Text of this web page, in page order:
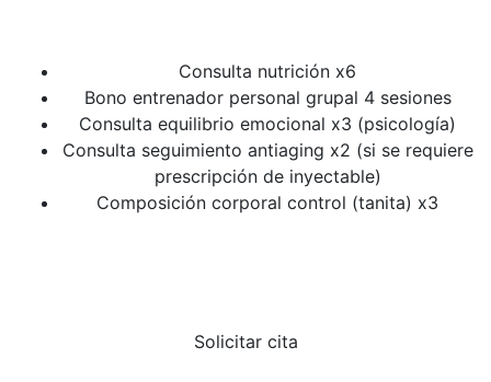
Consulta nutrición x6
Bono entrenador personal grupal 4 sesiones
Consulta equilibrio emocional x3 (psicología)
Consulta seguimiento antiaging x2 (si se requiere
prescripción de inyectable)
Composición corporal control (tanita) x3
Solicitar cita